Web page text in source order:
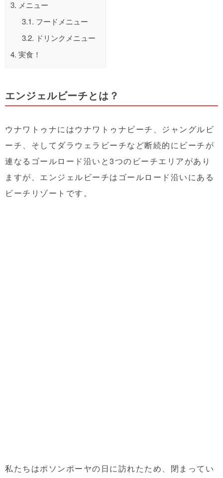
3. メニュー
3.1. フードメニュー
3.2. ドリンクメニュー
4. 実食！
エンジェルビーチとは？
ウナワトゥナにはウナワトゥナビーチ、ジャングルビ
ーチ、そしてダラウェラビーチなど断続的にビーチが
連なるゴールロード沿いと3つのビーチエリアがあり
ますが、エンジェルビーチはゴールロード沿いにある
ビーチリゾートです。
私たちはポソンポーヤの日に訪れたため、閉まってい